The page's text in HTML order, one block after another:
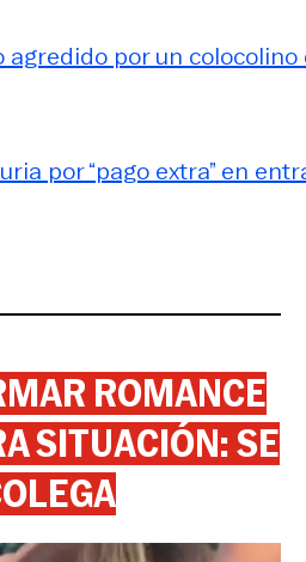
agredido por un colocolino
por “pago extra” en
ROMANCE
SITUACIÓN: SE